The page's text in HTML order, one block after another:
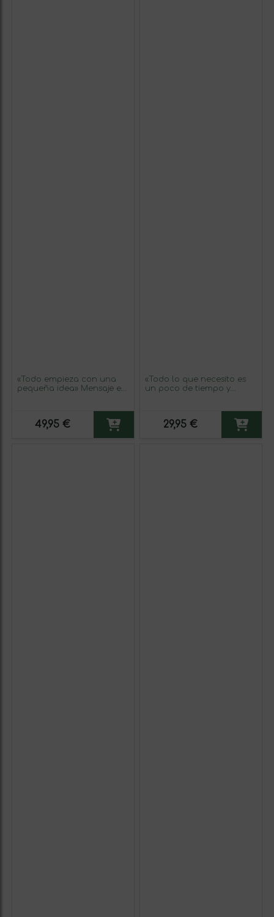
«Todo empieza con una
pequeña idea» Mensaje en
Etiqueta Negra
49,95 €
«Todo lo que necesito es
un poco de tiempo y
Amarilla29,95 €